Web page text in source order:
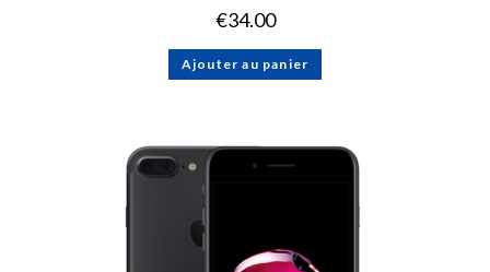
€34.00
Ajouter au panier